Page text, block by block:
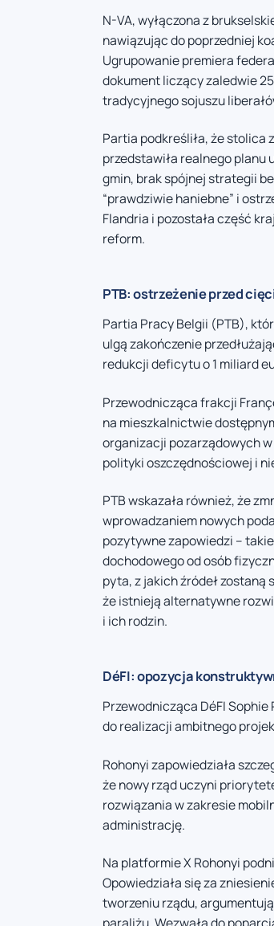
N-VA, wyłączona z
nawiązując do poprzedniej
Ugrupowanie premiera
dokument liczący zaledwie
tradycyjnego sojuszu
Partia podkreśliła, że stolica
przedstawiła realnego planu
gmin, brak spójnej strategii
“prawdziwie haniebne” i
Flandria i pozostała część
reform.
PTB: ostrzeżenie przed
Partia Pracy Belgii (PTB),
ulgą zakończenie
redukcji deficytu o 1 miliard
Przewodnicząca frakcji
na mieszkalnictwie
organizacji pozarządowych
polityki oszczędnościowej i
PTB wskazała również, że
wprowadzaniem nowych
pozytywne zapowiedzi –
dochodowego od osób
pyta, z jakich źródeł
że istnieją alternatywne
i ich rodzin.
DéFI: opozycja
Przewodnicząca DéFI
do realizacji ambitnego
Rohonyi zapowiedziała
że nowy rząd uczyni
rozwiązania w zakresie
administrację.
Na platformie X Rohonyi
Opowiedziała się za
tworzeniu rządu,